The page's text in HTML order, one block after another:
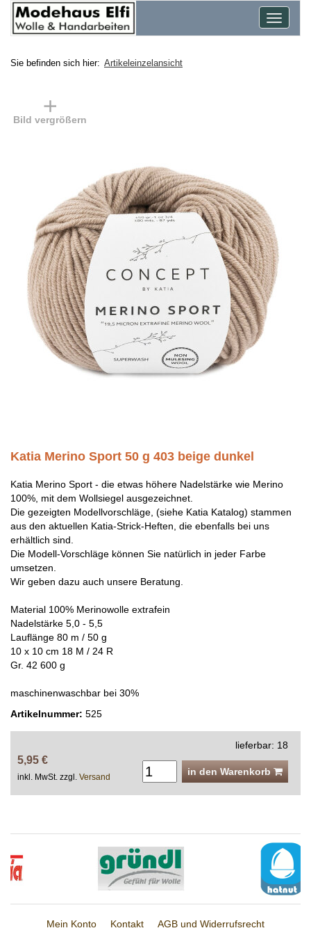
Toggle
Sie befinden sich hier: Artikeleinzelansicht
Bild vergrößern
Katia Merino Sport 50 g 403 beige dunkel
Katia Merino Sport - die etwas höhere Nadelstärke wie Merino
100%, mit dem Wollsiegel ausgezeichnet.
Die gezeigten Modellvorschläge, (siehe Katia Katalog) stammen
aus den aktuellen Katia-Strick-Heften, die ebenfalls bei uns
erhältlich sind.
Die Modell-Vorschläge können Sie natürlich in jeder Farbe
umsetzen.
Wir geben dazu auch unsere Beratung.
Material 100% Merinowolle extrafein
Nadelstärke 5,0 - 5,5
Lauflänge 80 m / 50 g
10 x 10 cm 18 M / 24 R
Gr. 42 600 g
maschinenwaschbar bei 30%
Artikelnummer: 525
5,95 €
inkl. MwSt. zzgl. Versand
lieferbar: 18
in den Warenkorb
Mein Konto Kontakt AGB und Widerrufsrecht